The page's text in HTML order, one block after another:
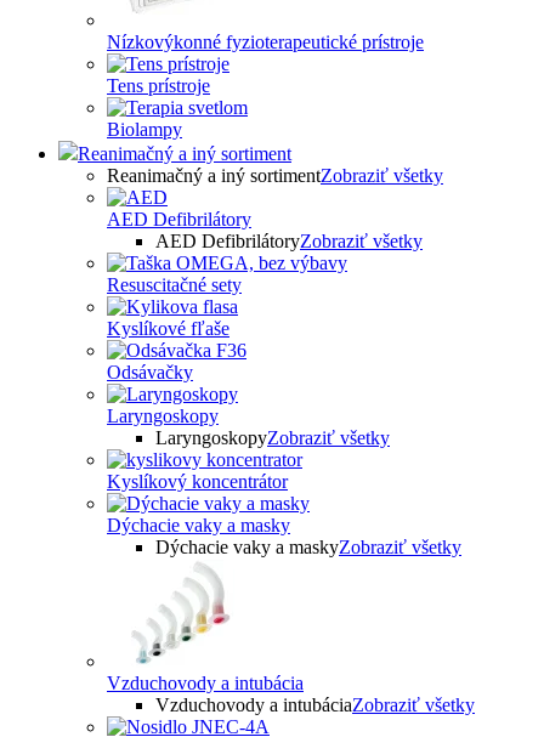
Nízkovýkonné fyzioterapeutické prístroje
Tens prístroje
Biolampy
Reanimačný a iný sortiment
Reanimačný a iný sortimentZobraziť všetky
AED Defibrilátory
AED DefibrilátoryZobraziť všetky
Resuscitačné sety
Kyslíkové fľaše
Odsávačky
Laryngoskopy
LaryngoskopyZobraziť všetky
Kyslíkový koncentrátor
Dýchacie vaky a masky
Dýchacie vaky a maskyZobraziť všetky
Vzduchovody a intubácia
Vzduchovody a intubáciaZobraziť všetky